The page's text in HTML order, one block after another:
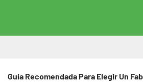
Guía Recomendada Para Elegir Un